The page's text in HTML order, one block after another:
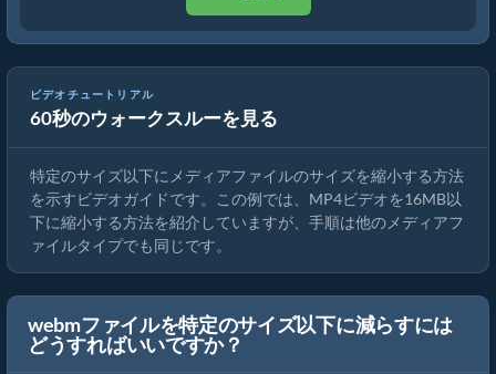
ビデオチュートリアル
60秒のウォークスルーを見る
MP4を16MBに縮小する方法（簡単ガイド）
特定のサイズ以下にメディアファイルのサイズを縮小する方法
を示すビデオガイドです。この例では、MP4ビデオを16MB以
下に縮小する方法を紹介していますが、手順は他のメディアフ
ァイルタイプでも同じです。
webmファイルを特定のサイズ以下に減らすには
どうすればいいですか？